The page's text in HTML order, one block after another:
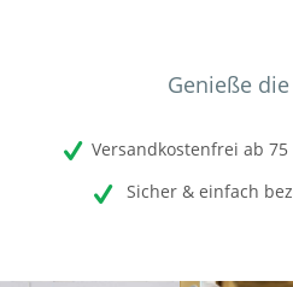
Genieße
Versandkostenfrei ab
Sicher & einfach